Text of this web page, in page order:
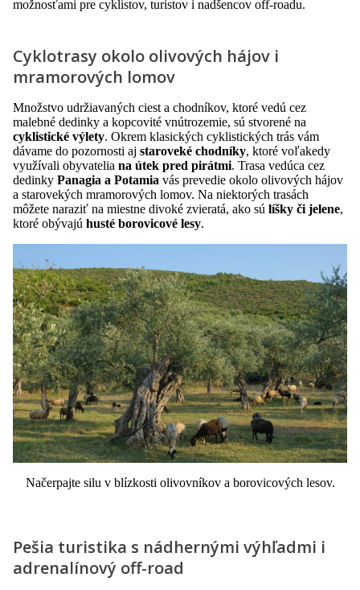
možnosťami pre cyklistov, turistov i nadšencov off-roadu.
Cyklotrasy okolo olivových hájov i
mramorových lomov
Množstvo udržiavaných ciest a chodníkov, ktoré vedú cez
malebné dedinky a kopcovité vnútrozemie, sú stvorené na
cyklistické výlety. Okrem klasických cyklistických trás vám
dávame do pozornosti aj staroveké chodníky, ktoré voľakedy
využívali obyvatelia na útek pred pirátmi. Trasa vedúca cez
dedinky Panagia a Potamia vás prevedie okolo olivových hájov
a starovekých mramorových lomov. Na niektorých trasách
môžete naraziť na miestne divoké zvieratá, ako sú líšky či jelene,
ktoré obývajú husté borovicové lesy.
Načerpajte silu v blízkosti olivovníkov a borovicových lesov.
Pešia turistika s nádhernými výhľadmi i
adrenalínový off-road